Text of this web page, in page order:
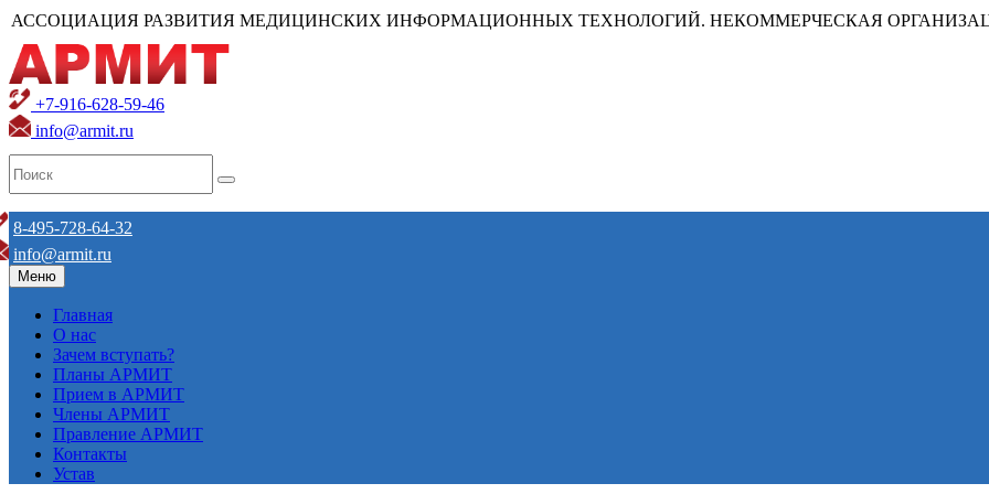
АССОЦИАЦИЯ РАЗВИТИЯ МЕДИЦИНСКИХ ИНФОРМАЦИОННЫХ ТЕХНОЛОГИЙ. НЕКОММЕРЧЕСКАЯ
+7-916-628-59-46
info@armit.ru
8-495-728-64-32
info@armit.ru
Меню
Главная
О нас
Зачем вступать?
Планы АРМИТ
Прием в АРМИТ
Члены АРМИТ
Правление АРМИТ
Контакты
Устав